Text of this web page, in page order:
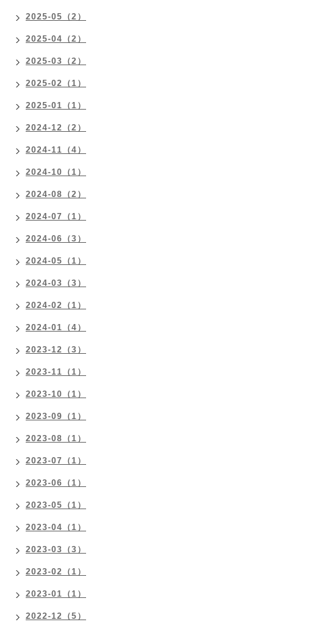
2025-05（2）
2025-04（2）
2025-03（2）
2025-02（1）
2025-01（1）
2024-12（2）
2024-11（4）
2024-10（1）
2024-08（2）
2024-07（1）
2024-06（3）
2024-05（1）
2024-03（3）
2024-02（1）
2024-01（4）
2023-12（3）
2023-11（1）
2023-10（1）
2023-09（1）
2023-08（1）
2023-07（1）
2023-06（1）
2023-05（1）
2023-04（1）
2023-03（3）
2023-02（1）
2023-01（1）
2022-12（5）